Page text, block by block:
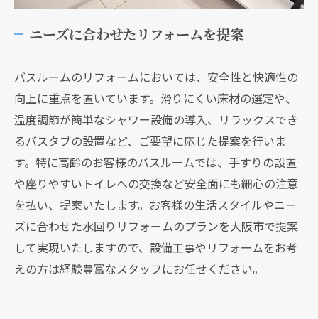
ニーズに合わせたリフォームを提案
バスルームのリフォームにおいては、安全性と快適性の
向上に重点を置いています。滑りにくい床材の選定や、
温度調節が簡単なシャワー設備の導入、リラックスでき
るバスタブの設置など、ご要望に応じた提案を行いま
す。特に高齢のお客様のバスルームでは、手すりの設置
や座りやすいトイレへの交換など安全面にも細心の注意
を払い、提案いたします。お客様の生活スタイルやニー
ズに合わせた水回りリフォームのプランを大阪市で提案
して実現いたしますので、設備工事やリフォームをお考
えの方は経験豊富なスタッフにお任せください。